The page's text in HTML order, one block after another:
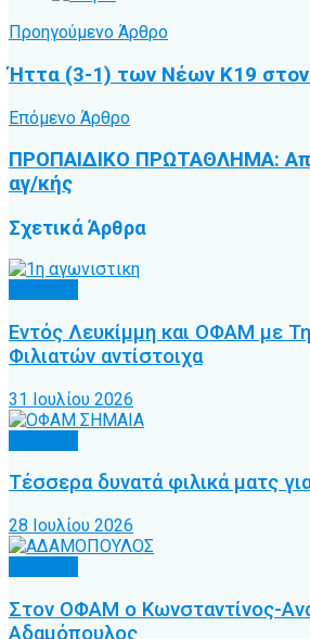
Προηγούμενο Άρθρο
Ήττα (3-1) των Νέων Κ19
Επόμενο Άρθρο
ΠΡΟΠΑΙΔΙΚΟ ΠΡΩΤΑΘΛΗΜΑ:
αγ/κής
ΣχετικάΆρθρα
Εντός Λευκίμμη και ΟΦΑΜ με
Φιλιατών αντίστοιχα
31 Ιουλίου 2026
Τέσσερα δυνατά φιλικά ματς
28 Ιουλίου 2026
Στον ΟΦΑΜ ο Κωνσταντίνος-
Αδαμόπουλος